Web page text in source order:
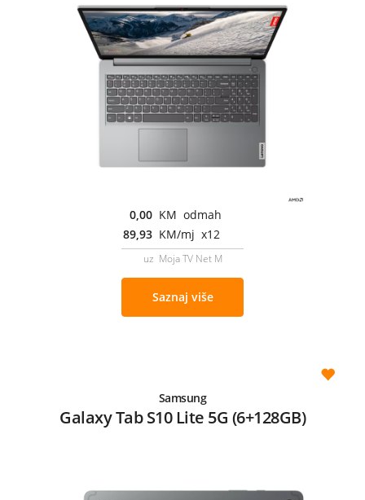
0,00 KM odmah
89,93 KM/mj x12
uz Moja TV Net M
Saznaj više
Samsung
Galaxy Tab S10 Lite 5G (6+128GB)